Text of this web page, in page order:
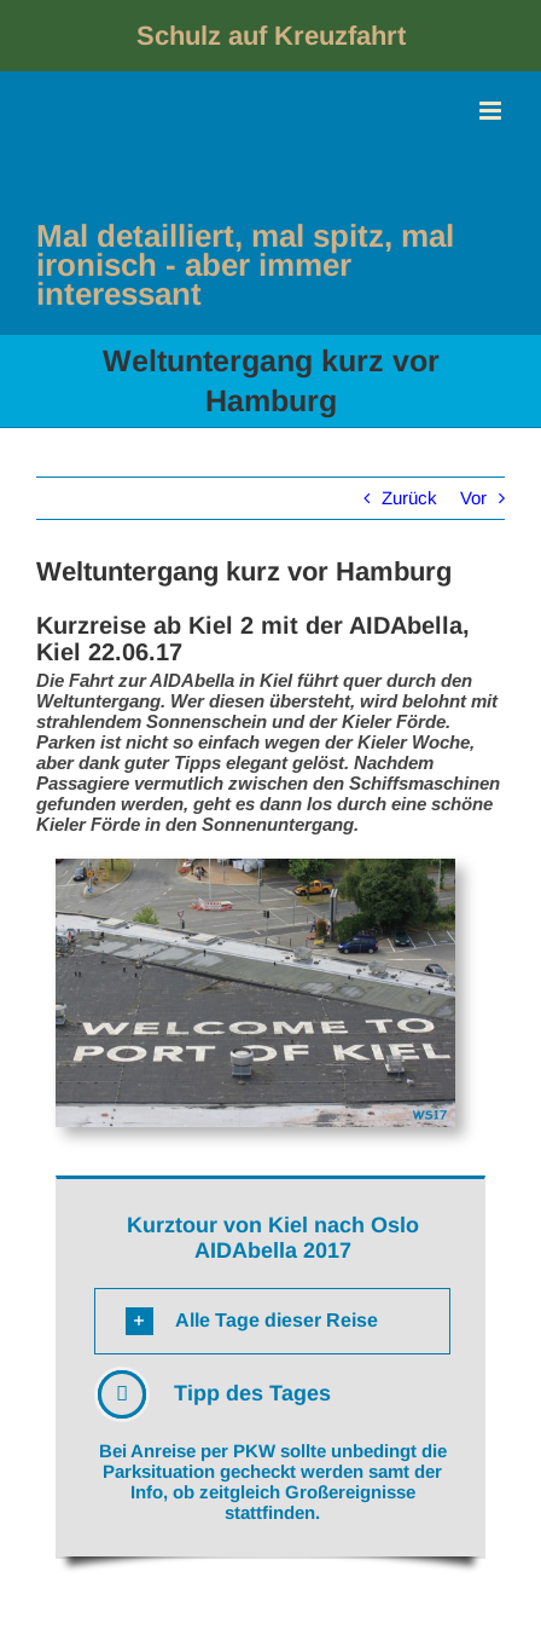
Schulz auf Kreuzfahrt
Mal detailliert, mal spitz, mal
ironisch - aber immer
interessant
Weltuntergang kurz vor
Hamburg
Zurück Vor
Weltuntergang kurz vor Hamburg
Kurzreise ab Kiel 2 mit der AIDAbella,
Kiel 22.06.17
Die Fahrt zur AIDAbella in Kiel führt quer durch den
Weltuntergang. Wer diesen übersteht, wird belohnt mit
strahlendem Sonnenschein und der Kieler Förde.
Parken ist nicht so einfach wegen der Kieler Woche,
aber dank guter Tipps elegant gelöst. Nachdem
Passagiere vermutlich zwischen den Schiffsmaschinen
gefunden werden, geht es dann los durch eine schöne
Kieler Förde in den Sonnenuntergang.
Kurztour von Kiel nach Oslo
AIDAbella 2017
Alle Tage dieser Reise
Tipp des Tages
Bei Anreise per PKW sollte unbedingt die
Parksituation gecheckt werden samt der
Info, ob zeitgleich Großereignisse
stattfinden.